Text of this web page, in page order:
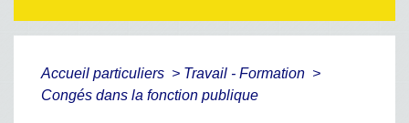
Accueil particuliers > Travail - Formation >
Congés dans la fonction publique